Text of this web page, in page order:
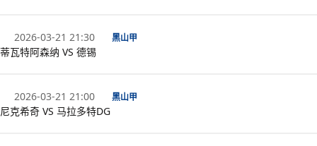
2026-03-21 21:30 黑山甲
蒂瓦特阿森纳 VS 德锡
2026-03-21 21:00 黑山甲
尼克希奇 VS 马拉多特DG